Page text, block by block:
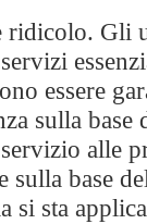
ridicolo. Gli
essere
sulla
alle
sulla base
si sta